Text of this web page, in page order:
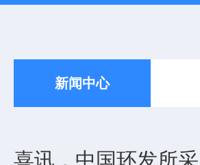
新闻中心
喜讯，中国环发所